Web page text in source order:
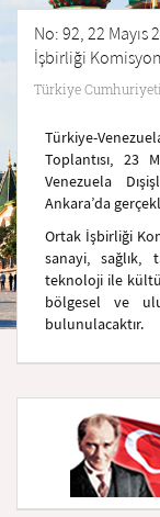
No: 92, 22
İşbirliği
Türkiye
Türkiye-
Toplantısı, 23
Venezuela
Ankara’da
Ortak İşbirliği
sanayi, sağlık,
teknoloji ile
bölgesel ve
bulunulacaktır.